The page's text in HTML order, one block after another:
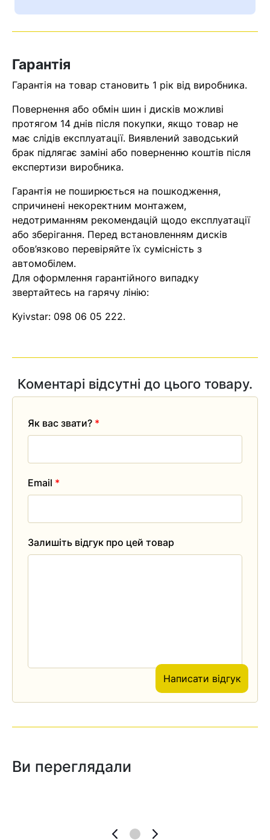
Помилка:
знайдена.
Гарантія
Гарантія на товар становить 1 рік від виробника.
Повернення або обмін шин і дисків можливі
протягом 14 днів після покупки, якщо товар не
має слідів експлуатації. Виявлений заводський
брак підлягає заміні або поверненню коштів після
експертизи виробника.
Гарантія не поширюється на пошкодження,
спричинені некоректним монтажем,
недотриманням рекомендацій щодо експлуатації
або зберігання. Перед встановленням дисків
обов’язково перевіряйте їх сумісність з
автомобілем.
Для оформлення гарантійного випадку
звертайтесь на гарячу лінію:
Kyivstar: 098 06 05 222.
Коментарі відсутні до цього товару.
Залишіть відгук про цей товар
Як вас звати? *
Email *
Написати відгук
Ви переглядали